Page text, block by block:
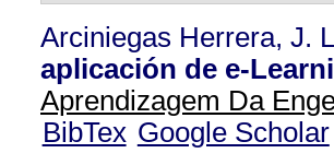
Arciniegas Herrera, J.
aplicación de e-
Aprendizagem Da
BibTex Google Scholar